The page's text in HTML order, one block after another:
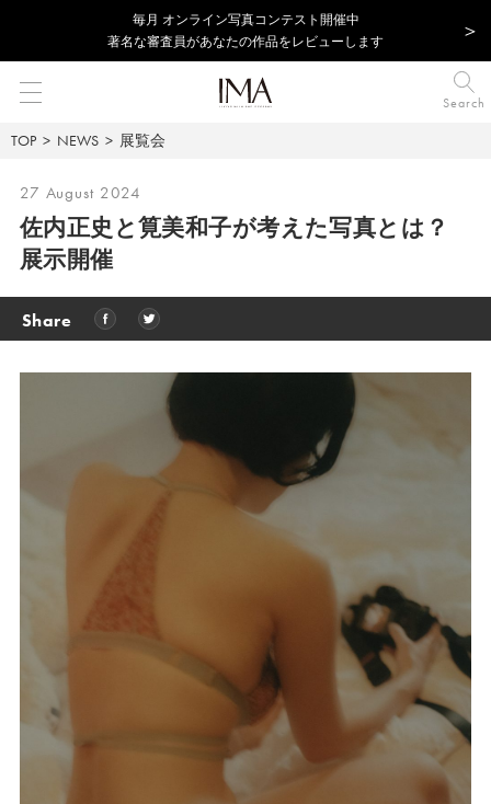
毎⽉ オンライン写真コンテスト開催中
著名な審査員があなたの作品をレビューします
Search
TOP NEWS 展覧会
27 August 2024
佐内正史と筧美和子が考えた写真とは？
展示開催
Share